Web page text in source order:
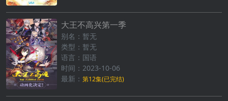
大王不高兴第一季
别名：暂无
类型：暂无
语言：国语
时间：2023-10-06
最新： 第12集(已完结)